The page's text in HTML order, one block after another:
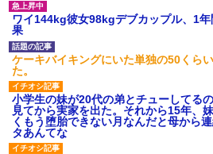
ワイ144kg彼女98kgデブカップル、1
果
ケーキバイキングにいた単独の50くら
た。
小学生の妹が20代の弟とチューしてる
見てから実家を出た。それから15年、
くもう堕胎できない月なんだと母から
タあんてな